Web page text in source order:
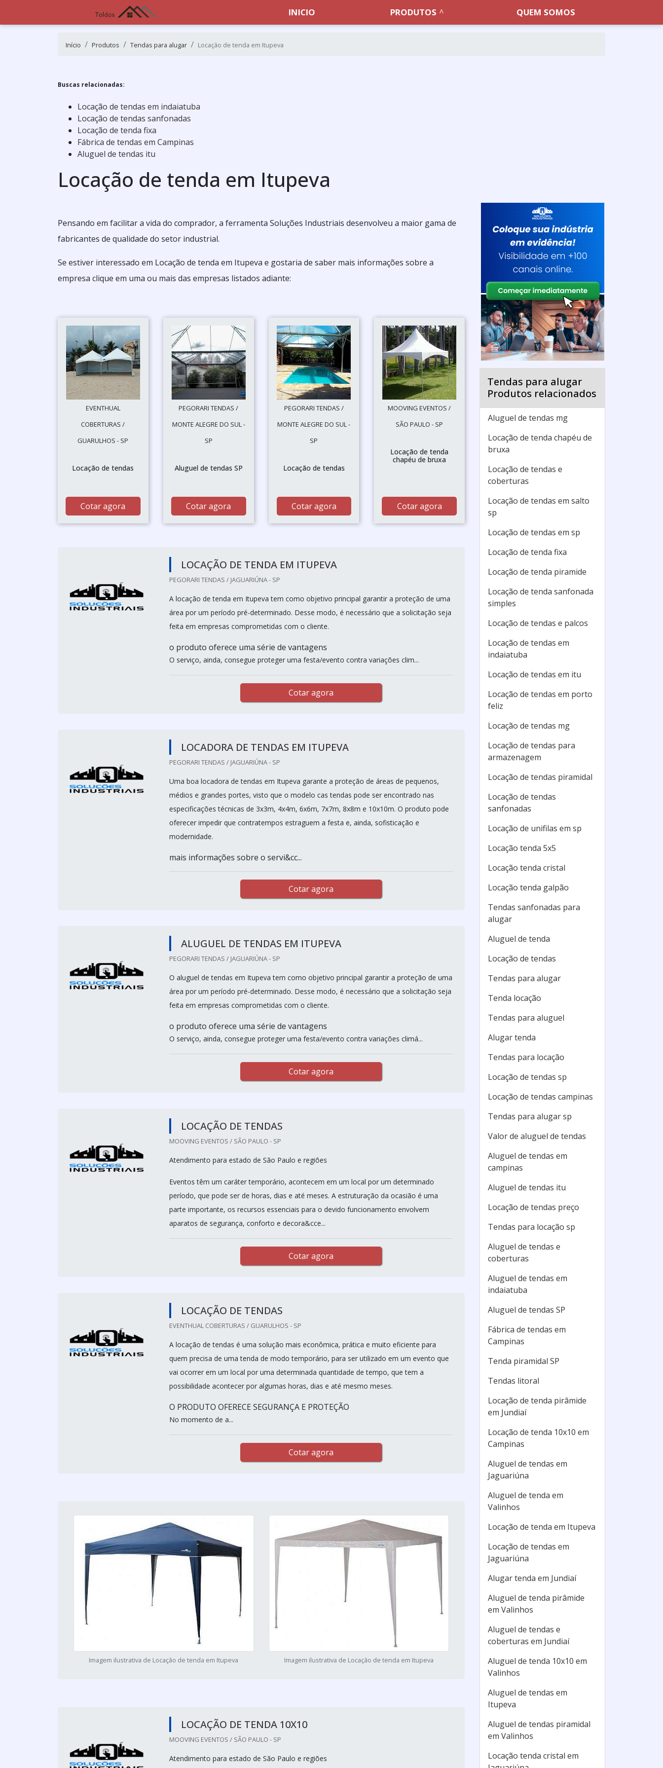
INICIO PRODUTOS QUEM SOMOS
Início Produtos Tendas para alugar Locação de tenda em Itupeva
Buscas relacionadas:
Locação de tendas em indaiatuba
Locação de tendas sanfonadas
Locação de tenda fixa
Fábrica de tendas em Campinas
Aluguel de tendas itu
Locação de tenda em Itupeva
Pensando em facilitar a vida do comprador, a ferramenta Soluções Industriais desenvolveu a maior gama de
fabricantes de qualidade do setor industrial.
Se estiver interessado em Locação de tenda em Itupeva e gostaria de saber mais informações sobre a
empresa clique em uma ou mais das empresas listados adiante:
EVENTHUAL
COBERTURAS /
GUARULHOS - SP
Locação de tendas
Cotar agora
PEGORARI TENDAS /
MONTE ALEGRE DO SUL -
SP
Aluguel de tendas SP
Cotar agora
PEGORARI TENDAS /
MONTE ALEGRE DO SUL -
SP
Locação de tendas
Cotar agora
MOOVING EVENTOS /
SÃO PAULO - SP
Locação de tenda
chapéu de bruxa
Cotar agora
LOCAÇÃO DE TENDA EM ITUPEVA
PEGORARI TENDAS / JAGUARIÚNA - SP
A locação de tenda em Itupeva tem como objetivo principal garantir a proteção de uma
área por um período pré-determinado. Desse modo, é necessário que a solicitação seja
feita em empresas comprometidas com o cliente.
o produto oferece uma série de vantagens
O serviço, ainda, consegue proteger uma festa/evento contra variações clim...
Cotar agora
LOCADORA DE TENDAS EM ITUPEVA
PEGORARI TENDAS / JAGUARIÚNA - SP
Uma boa locadora de tendas em Itupeva garante a proteção de áreas de pequenos,
médios e grandes portes, visto que o modelo cas tendas pode ser encontrado nas
especificações técnicas de 3x3m, 4x4m, 6x6m, 7x7m, 8x8m e 10x10m. O produto pode
oferecer impedir que contratempos estraguem a festa e, ainda, sofisticação e
modernidade.
mais informações sobre o servi&cc...
Cotar agora
ALUGUEL DE TENDAS EM ITUPEVA
PEGORARI TENDAS / JAGUARIÚNA - SP
O aluguel de tendas em Itupeva tem como objetivo principal garantir a proteção de uma
área por um período pré-determinado. Desse modo, é necessário que a solicitação seja
feita em empresas comprometidas com o cliente.
o produto oferece uma série de vantagens
O serviço, ainda, consegue proteger uma festa/evento contra variações climá...
Cotar agora
LOCAÇÃO DE TENDAS
MOOVING EVENTOS / SÃO PAULO - SP
Atendimento para estado de São Paulo e regiões
Eventos têm um caráter temporário, acontecem em um local por um determinado
período, que pode ser de horas, dias e até meses. A estruturação da ocasião é uma
parte importante, os recursos essenciais para o devido funcionamento envolvem
aparatos de segurança, conforto e decora&cce...
Cotar agora
LOCAÇÃO DE TENDAS
EVENTHUAL COBERTURAS / GUARULHOS - SP
A locação de tendas é uma solução mais econômica, prática e muito eficiente para
quem precisa de uma tenda de modo temporário, para ser utilizado em um evento que
vai ocorrer em um local por uma determinada quantidade de tempo, que tem a
possibilidade acontecer por algumas horas, dias e até mesmo meses.
O PRODUTO OFERECE SEGURANÇA E PROTEÇÃO
No momento de a...
Cotar agora
Imagem ilustrativa de Locação de tenda em Itupeva Imagem ilustrativa de Locação de tenda em Itupeva
LOCAÇÃO DE TENDA 10X10
MOOVING EVENTOS / SÃO PAULO - SP
Atendimento para estado de São Paulo e regiões
Tendas para alugar
Produtos relacionados
Aluguel de tendas mg
Locação de tenda chapéu de
bruxa
Locação de tendas e
coberturas
Locação de tendas em salto
sp
Locação de tendas em sp
Locação de tenda fixa
Locação de tenda piramide
Locação de tenda sanfonada
simples
Locação de tendas e palcos
Locação de tendas em
indaiatuba
Locação de tendas em itu
Locação de tendas em porto
feliz
Locação de tendas mg
Locação de tendas para
armazenagem
Locação de tendas piramidal
Locação de tendas
sanfonadas
Locação de unifilas em sp
Locação tenda 5x5
Locação tenda cristal
Locação tenda galpão
Tendas sanfonadas para
alugar
Aluguel de tenda
Locação de tendas
Tendas para alugar
Tenda locação
Tendas para aluguel
Alugar tenda
Tendas para locação
Locação de tendas sp
Locação de tendas campinas
Tendas para alugar sp
Valor de aluguel de tendas
Aluguel de tendas em
campinas
Aluguel de tendas itu
Locação de tendas preço
Tendas para locação sp
Aluguel de tendas e
coberturas
Aluguel de tendas em
indaiatuba
Aluguel de tendas SP
Fábrica de tendas em
Campinas
Tenda piramidal SP
Tendas litoral
Locação de tenda pirâmide
em Jundiaí
Locação de tenda 10x10 em
Campinas
Aluguel de tendas em
Jaguariúna
Aluguel de tenda em
Valinhos
Locação de tenda em Itupeva
Locação de tendas em
Jaguariúna
Alugar tenda em Jundiaí
Aluguel de tenda pirâmide
em Valinhos
Aluguel de tendas e
coberturas em Jundiaí
Aluguel de tenda 10x10 em
Valinhos
Aluguel de tendas em
Itupeva
Aluguel de tendas piramidal
em Valinhos
Locação tenda cristal em